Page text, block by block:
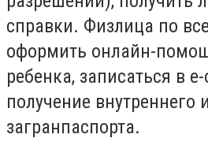
справки. Физлица по
оформить онлайн-
ребенка, записаться в
получение внутреннего и
загранпаспорта.